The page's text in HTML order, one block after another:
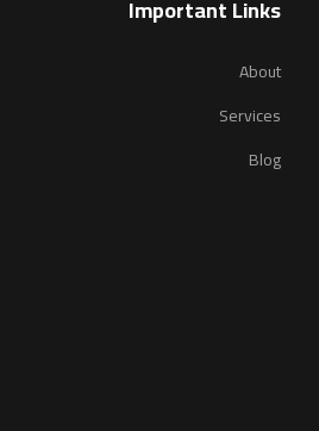
Important Links
About
Services
Blog